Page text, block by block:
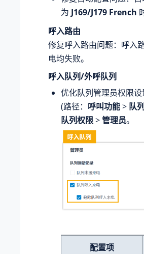
为 J169/J179 French
呼入路由
修复呼入路由问题：呼入
电均失败。
呼入队列/外呼队列
优化队列管理员权限
(路径： 呼叫功能> 队列
队列权限>管理员。
配置项